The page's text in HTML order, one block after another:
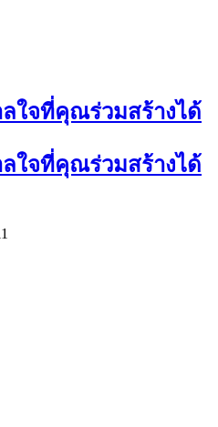
ลใจที่คุณร่วมสร้างได้
ลใจที่คุณร่วมสร้างได้